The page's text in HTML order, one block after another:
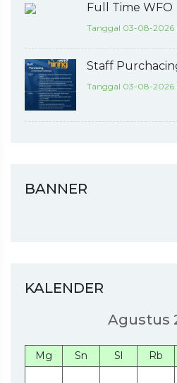
Full Time WFO
Tanggal 03-08-2026
Staff
Tanggal 03-08-
BANNER
KALENDER
Agustus
Mg Sn Sl Rb